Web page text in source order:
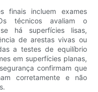
finais incluem exames
técnicos avaliam o
há superfícies lisas,
de arestas vivas ou
a testes de equilíbrio
em superfícies planas,
confirmam que
corretamente e não